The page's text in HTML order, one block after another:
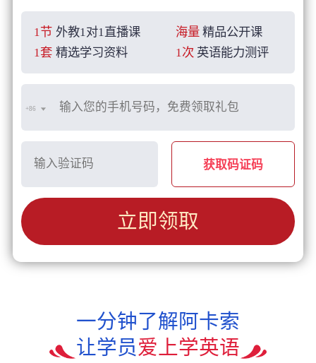
1节 外教1对1直播课 海量 精品公开课
1套 精选学习资料 1次 英语能力测评
+86
获取码证码
立即领取
一分钟了解阿卡索
让学员爱上学英语